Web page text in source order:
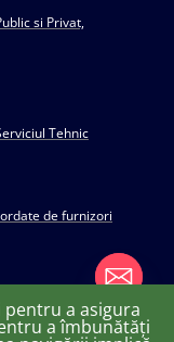
si Privat,
Tehnic
de furnizori
pentru a asigura
a îmbunătăți